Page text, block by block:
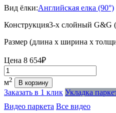
Вид ёлки:Английская елка (90°)
Конструкция3-х слойный G&G
Размер (длина х ширина х
Цена 8 654₽
Количество
м2 В корзину
Заказать в 1 клик Укладка
Видео паркета Все видео